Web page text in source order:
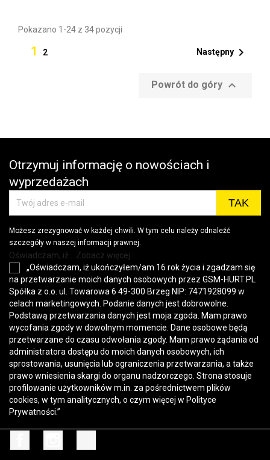
Pokazano 1-24 z 34 pozycji
1 2 Następny 
Powrót do góry 
Otrzymuj informację o nowościach i
wyprzedażach
Możesz zrezygnować w każdej chwili. W tym celu należy odnaleźć
szczegóły w naszej informacji prawnej.
Oświadczam, iż... Zobacz więcej
„Oświadczam, iż ukończyłem/am 16 rok życia i zgadzam się
na przetwarzanie moich danych osobowych przez GSM-HURT.PL
Spółka z o.o. ul. Towarowa 6 49-300 Brzeg NIP: 7471928099 w
celach marketingowych. Podanie danych jest dobrowolne.
Podstawą przetwarzania danych jest moja zgoda. Mam prawo
wycofania zgody w dowolnym momencie. Dane osobowe będą
przetwarzane do czasu odwołania zgody. Mam prawo żądania od
administratora dostępu do moich danych osobowych, ich
sprostowania, usunięcia lub ograniczenia przetwarzania, a także
prawo wniesienia skargi do organu nadzorczego. Strona stosuje
profilowanie użytkowników m.in. za pośrednictwem plików
cookies, w tym analitycznych, o czym więcej w Polityce
Prywatności.”